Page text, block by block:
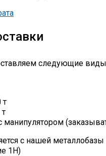
следующие виды
т
с нашей
1Н)